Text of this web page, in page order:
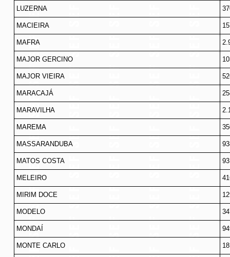
LUZERNA
MACIEIRA
MAFRA
MAJOR GERCINO
MAJOR VIEIRA
MARACAJÁ
MARAVILHA
MAREMA
MASSARANDUBA
MATOS COSTA
MELEIRO
MIRIM DOCE
MODELO
MONDAÍ
MONTE CARLO